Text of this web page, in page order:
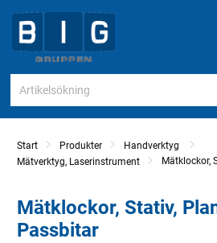
Start Produkter
Handverktyg
Mätverktyg, Laserinstrument
Mätklockor,
Mätklockor, Stativ,
Passbitar